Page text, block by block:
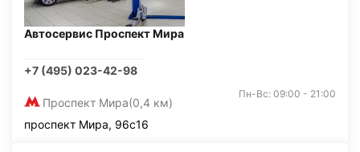
Автосервис Проспект Мира
+7 (495) 023-42-98
Проспект Мира(0,4 км)
Пн-Вс: 09:00 - 21:00
проспект Мира, 96с16